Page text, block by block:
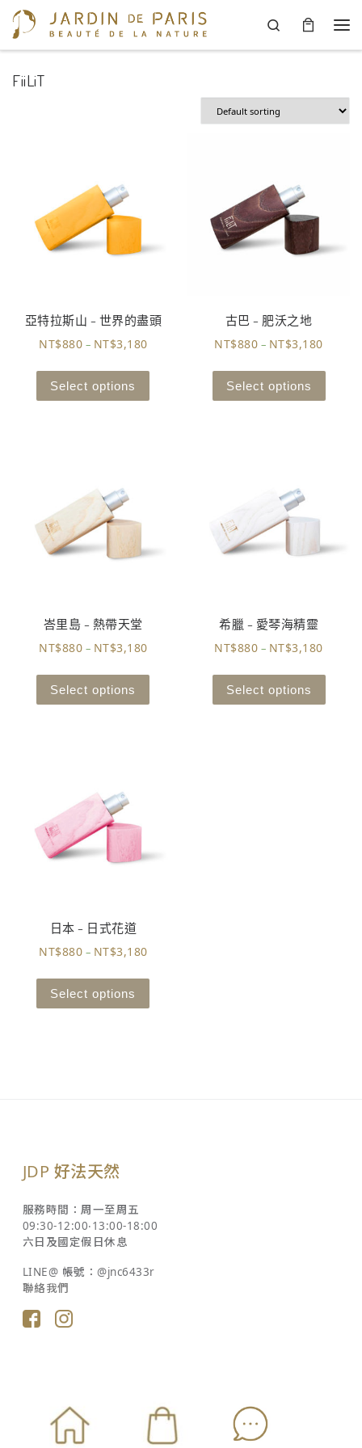
Skip to content Search
FiiLiT
亞特拉斯山 – 世界的盡頭
NT$880 – NT$3,180
Select options
古巴 – 肥沃之地
NT$880 – NT$3,180
Select options
峇里島 – 熱帶天堂
NT$880 – NT$3,180
Select options
希臘 – 愛琴海精靈
NT$880 – NT$3,180
Select options
日本 – 日式花道
NT$880 – NT$3,180
Select options
JDP 好法天然
服務時間：周一至周五
09:30-12:00‧13:00-18:00
六日及國定假日休息
LINE@ 帳號：@jnc6433r
聯絡我們